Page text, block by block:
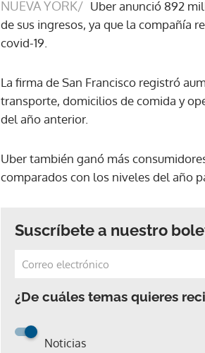
NUEVA YORK/ Uber anunció 892
de sus ingresos, ya que la compañía
covid-19.
La firma de San Francisco registró
transporte, domicilios de comida y
del año anterior.
Uber también ganó más
comparados con los niveles del año
Suscríbete a nuestro
¿De cuáles temas quieres
Noticias